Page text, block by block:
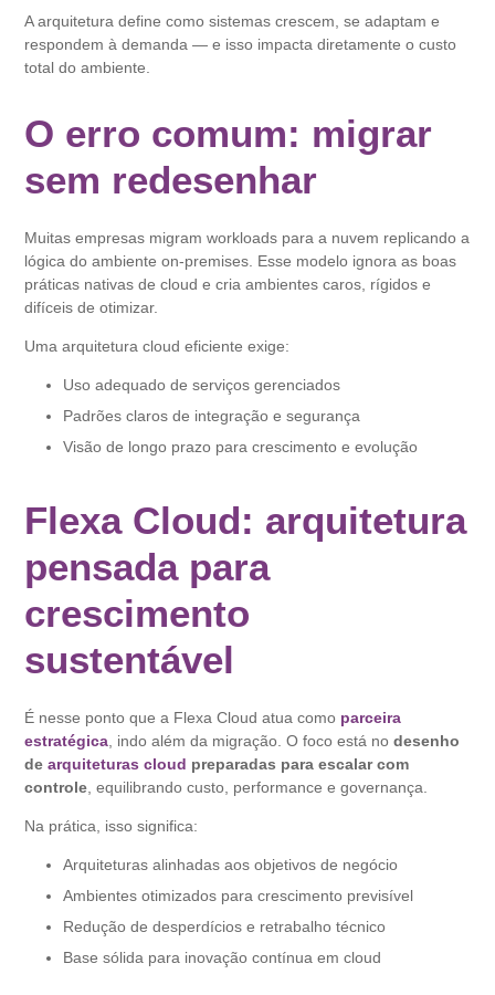
A arquitetura define como sistemas crescem, se adaptam e
respondem à demanda — e isso impacta diretamente o custo
total do ambiente.
O erro comum: migrar
sem redesenhar
Muitas empresas migram workloads para a nuvem replicando a
lógica do ambiente on-premises. Esse modelo ignora as boas
práticas nativas de cloud e cria ambientes caros, rígidos e
difíceis de otimizar.
Uma arquitetura cloud eficiente exige:
Uso adequado de serviços gerenciados
Padrões claros de integração e segurança
Visão de longo prazo para crescimento e evolução
Flexa Cloud: arquitetura
pensada para
crescimento
sustentável
É nesse ponto que a Flexa Cloud atua como parceira
estratégica , indo além da migração. O foco está nodesenho
dearquiteturas cloud preparadas para escalar com
controle , equilibrando custo, performance e governança.
Na prática, isso significa:
Arquiteturas alinhadas aos objetivos de negócio
Ambientes otimizados para crescimento previsível
Redução de desperdícios e retrabalho técnico
Base sólida para inovação contínua em cloud